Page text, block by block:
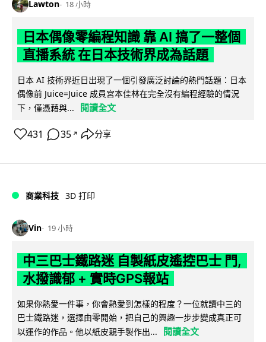
Lawton 18 小時
日本偶像零編程知識 靠 AI 搞了一整個
直播系統 在日本技術界成為話題
日本 AI 技術界近日出現了一個引發廣泛討論的熱門話題：日本
偶像前 Juice=Juice 成員宮本佳林在完全沒有編程經驗的情況
下，僅憑藉與...
閱讀全文
431 35 ↗ 分享
商業科技 3D 打印
Vin 19 小時
中三巴士鐵路迷 自製紙皮遙控巴士 門,
水撥識郁 + 實時GPS報站
如果你熱愛一件事，你會熱愛到怎樣的程度？一位就讀中三的
巴士鐵路迷，選擇由零開始，把自己的興趣一步步變成真正可
以運作的作品。他以紙皮親手製作出...
閱讀全文